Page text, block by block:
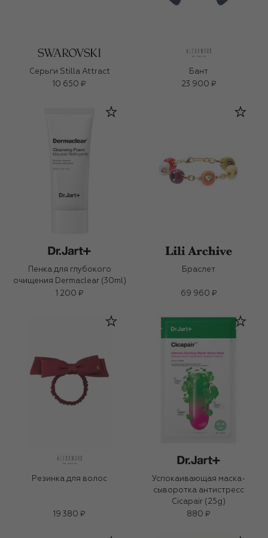
Серьги Stilla Attract
10 650 ₽
Бант
23 900 ₽
Пенка для глубокого
очищения Dermaclear (30ml)
1 200 ₽
Браслет
69 960 ₽
Резинка для волос
19 380 ₽
Успокаивающая маска-
сыворотка антистресс
Cicapair (25g)
880 ₽